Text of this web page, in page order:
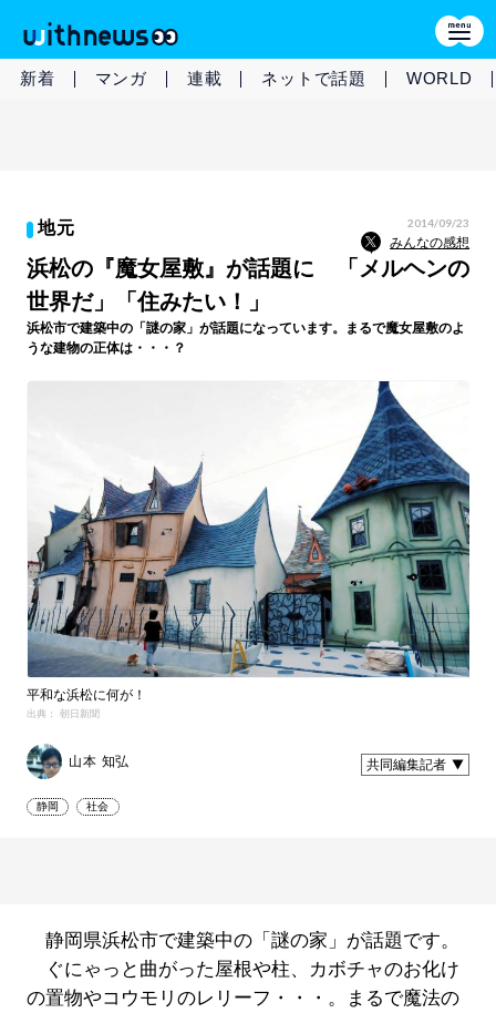
新着 マンガ 連載 ネットで話題 WORLD
地元 2014/09/23
みんなの感想
浜松の『魔女屋敷』が話題に 「メルヘンの
世界だ」「住みたい！」
浜松市で建築中の「謎の家」が話題になっています。まるで魔女屋敷のよ
うな建物の正体は・・・？
平和な浜松に何が！
出典： 朝日新聞
山本 知弘 共同編集記者
静岡 社会
静岡県浜松市で建築中の「謎の家」が話題です。
ぐにゃっと曲がった屋根や柱、カボチャのお化け
の置物やコウモリのレリーフ・・・。まるで魔法の